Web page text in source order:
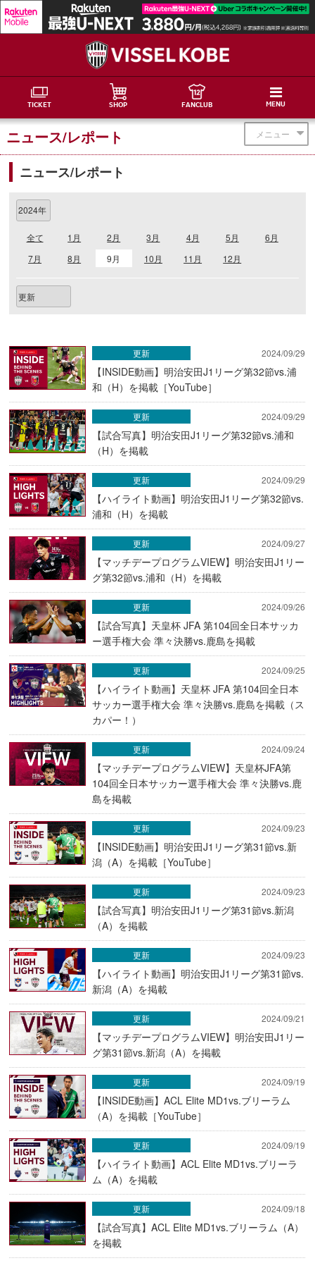
TICKET SHOP FANCLUB MENU
メニュー
ニュース/レポート
ニュース/レポート
全て 1月 2月 3月 4月 5月
6月
7月
8月 9月 10月 11月 12月
2024/09/29
【INSIDE動画】明治安田J1リーグ第32節vs.浦
和（H）を掲載［YouTube］
更新
2024/09/29
【試合写真】明治安田J1リーグ第32節vs.浦和
（H）を掲載
更新
2024/09/29
【ハイライト動画】明治安田J1リーグ第32節vs.
浦和（H）を掲載
更新
2024/09/27
【マッチデープログラムVIEW】明治安田J1リー
グ第32節vs.浦和（H）を掲載
更新
2024/09/26
【試合写真】天皇杯 JFA 第104回全日本サッカ
ー選手権大会 準々決勝vs.鹿島を掲載
更新
2024/09/25
【ハイライト動画】天皇杯 JFA 第104回全日本
サッカー選手権大会 準々決勝vs.鹿島を掲載（ス
カパー！）
更新
2024/09/24
【マッチデープログラムVIEW】天皇杯JFA第
104回全日本サッカー選手権大会 準々決勝vs.鹿
島を掲載
更新
2024/09/23
【INSIDE動画】明治安田J1リーグ第31節vs.新
潟（A）を掲載［YouTube］
更新
2024/09/23
【試合写真】明治安田J1リーグ第31節vs.新潟
（A）を掲載
更新
2024/09/23
【ハイライト動画】明治安田J1リーグ第31節vs.
新潟（A）を掲載
更新
2024/09/21
【マッチデープログラムVIEW】明治安田J1リー
グ第31節vs.新潟（A）を掲載
更新
2024/09/19
【INSIDE動画】ACL Elite MD1vs.ブリーラム
（A）を掲載［YouTube］
更新
2024/09/19
【ハイライト動画】ACL Elite MD1vs.ブリーラ
ム（A）を掲載
更新
2024/09/18
【試合写真】ACL Elite MD1vs.ブリーラム（A）
を掲載
更新